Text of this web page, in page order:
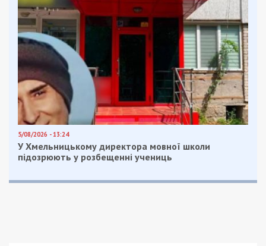
ч. 1, 2 ст. 255 (створення, керівництво
злочинною спільнотою або злочинною
організацією, а також участь у ній);
ч. 4 ст. 28 та ч. 4 ст. 190 (шахрайство,
вчинене злочинною організацією).
Вирішується питання щодо обрання затриманим
міри запобіжного заходу у вигляді тримання під
вартою.